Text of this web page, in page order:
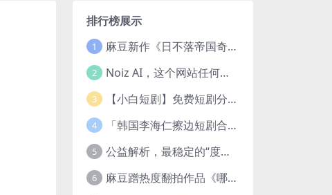
排行榜展示
1 麻豆新作《日不落帝国奇欲记》流出，已解除登录验证！
2 Noiz AI，这个网站任何声音都能克隆，完全免费
3 【小白短剧】免费短剧分享2025年1月3日
4 「韩国李海仁擦边短剧合集【15部中字54部原版】
5 公益解析，最稳定的“度盘”直链解析站，突破速度限制
6 麻豆蹭热度翻拍作品《哪吒之淫邪三龙女大战真阳魔童》 已上线